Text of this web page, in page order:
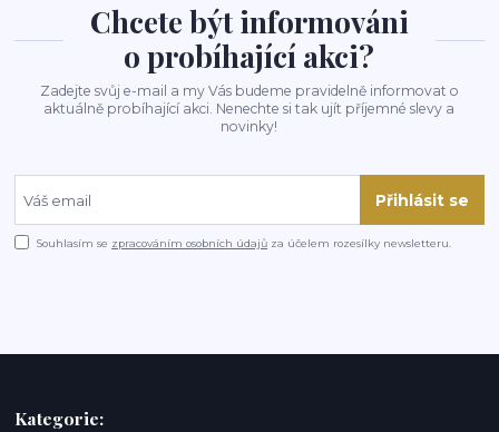
Chcete být informováni
o probíhající akci?
Zadejte svůj e-mail a my Vás budeme pravidelně informovat o
aktuálně probíhající akci. Nenechte si tak ujít příjemné slevy a
novinky!
Přihlásit se
Souhlasím se zpracováním osobních údajů za účelem rozesílky newsletteru.
Kategorie: